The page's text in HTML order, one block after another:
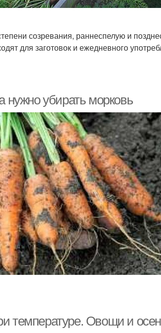
созревания, раннеспелую и
для заготовок и ежедневного
нужно убирать морковь
температуре. Овощи и